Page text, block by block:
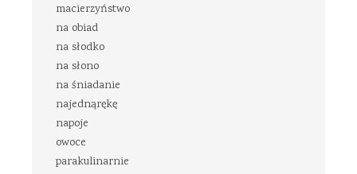
macierzyństwo
na obiad
na słodko
na słono
na śniadanie
najednąrękę
napoje
owoce
parakulinarnie